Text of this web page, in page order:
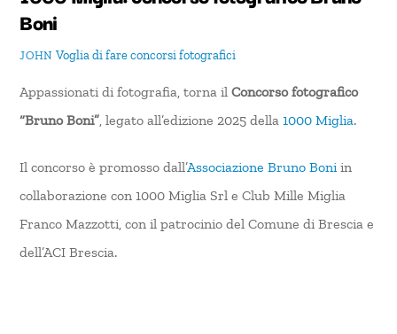
Boni
JOHN Voglia di fareconcorsi fotografici
Appassionati di fotografia, torna ilConcorso fotografico
“Bruno Boni”, legato all’edizione 2025 della1000 Miglia.
Il concorso è promosso dall’Associazione Bruno Boni in
collaborazione con 1000 Miglia Srl e Club Mille Miglia
Franco Mazzotti, con il patrocinio del Comune di Brescia e
dell’ACI Brescia.